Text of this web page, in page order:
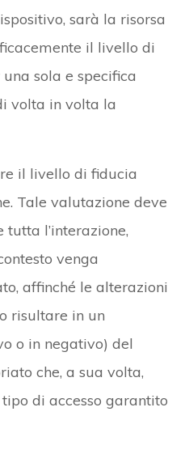
sarà la risorsa
il livello di
sola e specifica
volta in volta la
il livello di fiducia
Tale valutazione deve
l’interazione,
venga
affinché le alterazioni
risultare in un
o in negativo) del
che, a sua volta,
di accesso garantito